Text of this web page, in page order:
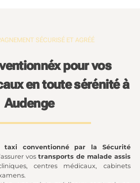
SÉCURISÉ ET AGRÉÉ
pour vos
en toute sérénité à
Audenge
taxi conventionné par la Sécurité
vos transports de malade assis
centres médicaux, cabinets